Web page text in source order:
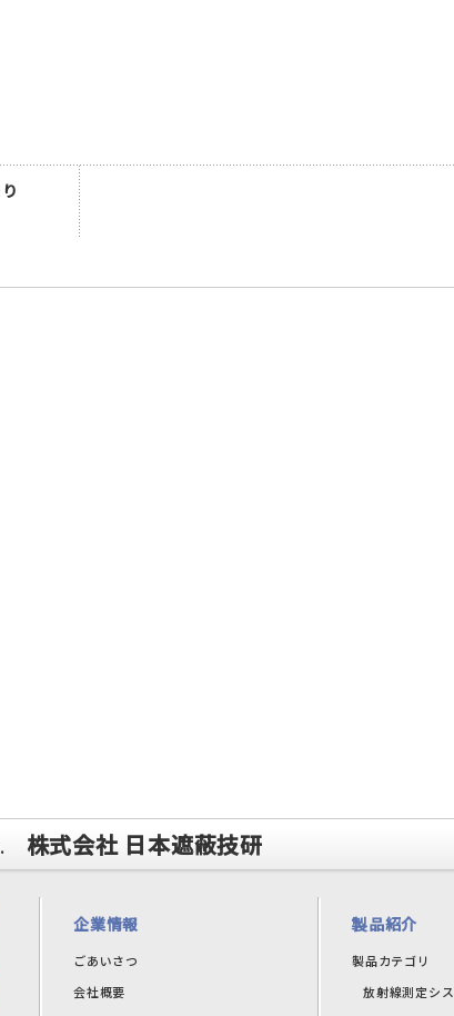
株式会社 日本遮蔽技研
企業情報
ごあいさつ
会社概要
製品紹介
製品カテゴリ
放射線測定シ